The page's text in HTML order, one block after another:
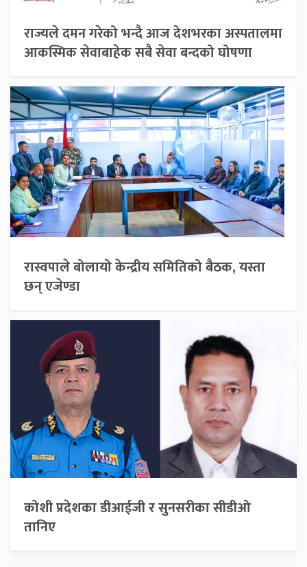
राज्यले दमन गरेको भन्दै आज देशभरका अस्पतालमा
आकस्मिक सेवाबाहेक सबै सेवा बन्दको घोषणा
रास्वपाले बोलायो केन्द्रीय समितिको बैठक, यस्ता
छन् एजेण्डा
कोशी प्रदेशका डीआईजी र सुनसरीका सीडीओ
तानिए